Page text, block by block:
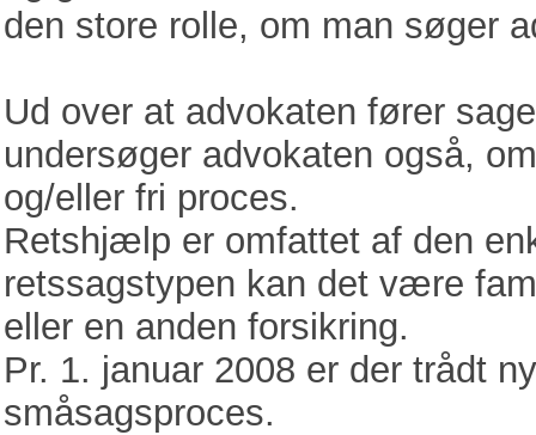
den store rolle, om man søger
Ud over at advokaten fører
undersøger advokaten også,
og/eller fri proces.
Retshjælp er omfattet af den
retssagstypen kan det være
eller en anden forsikring.
Pr. 1. januar 2008 er der trådt
småsagsproces.